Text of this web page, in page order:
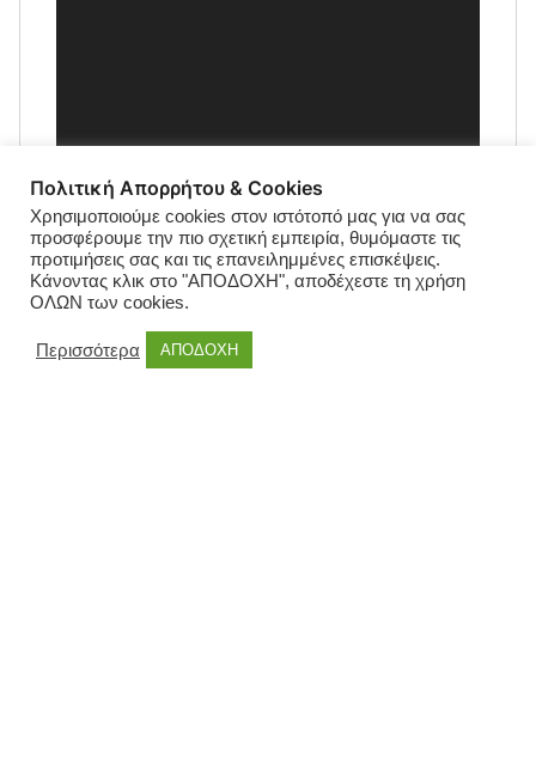
Πολιτική Απορρήτου & Cookies
Χρησιμοποιούμε cookies στον ιστότοπό μας για να σας
προσφέρουμε την πιο σχετική εμπειρία, θυμόμαστε τις
προτιμήσεις σας και τις επανειλημμένες επισκέψεις.
Κάνοντας κλικ στο "ΑΠΟΔΟΧΗ", αποδέχεστε τη χρήση
ΟΛΩΝ των cookies.
Περισσότερα ΑΠΟΔΟΧΗ